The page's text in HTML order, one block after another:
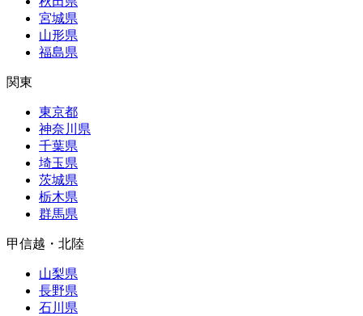
宮城県
山形県
福島県
関東
東京都
神奈川県
千葉県
埼玉県
茨城県
栃木県
群馬県
甲信越・北陸
山梨県
長野県
石川県